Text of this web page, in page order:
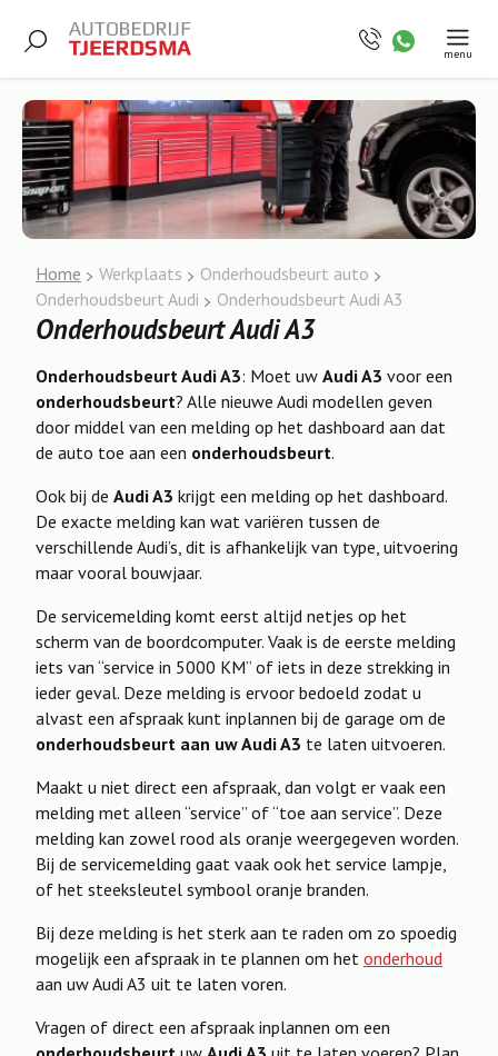
menu
Home Werkplaats
Onderhoudsbeurt auto
Onderhoudsbeurt Audi
Onderhoudsbeurt Audi A3
Onderhoudsbeurt Audi A3
Onderhoudsbeurt Audi A3: Moet uw Audi A3 voor een
onderhoudsbeurt? Alle nieuwe Audi modellen geven
door middel van een melding op het dashboard aan dat
de auto toe aan een onderhoudsbeurt.
Ook bij de Audi A3 krijgt een melding op het dashboard.
De exacte melding kan wat variëren tussen de
verschillende Audi’s, dit is afhankelijk van type, uitvoering
maar vooral bouwjaar.
De servicemelding komt eerst altijd netjes op het
scherm van de boordcomputer. Vaak is de eerste melding
iets van “service in 5000 KM” of iets in deze strekking in
ieder geval. Deze melding is ervoor bedoeld zodat u
alvast een afspraak kunt inplannen bij de garage om de
onderhoudsbeurt aan uw Audi A3 te laten uitvoeren.
Maakt u niet direct een afspraak, dan volgt er vaak een
melding met alleen “service” of “toe aan service”. Deze
melding kan zowel rood als oranje weergegeven worden.
Bij de servicemelding gaat vaak ook het service lampje,
of het steeksleutel symbool oranje branden.
Bij deze melding is het sterk aan te raden om zo spoedig
mogelijk een afspraak in te plannen om het onderhoud
aan uw Audi A3 uit te laten voren.
Vragen of direct een afspraak inplannen om een